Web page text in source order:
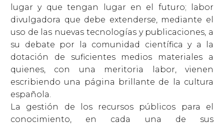
lugar y que tengan lugar en el futuro; labor
divulgadora que debe extenderse, mediante el
uso de las nuevas tecnologías y publicaciones, a
su debate por la comunidad científica y a la
dotación de suficientes medios materiales a
quienes, con una meritoria labor, vienen
escribiendo una página brillante de la cultura
española.
La gestión de los recursos públicos para el
conocimiento, en cada una de sus